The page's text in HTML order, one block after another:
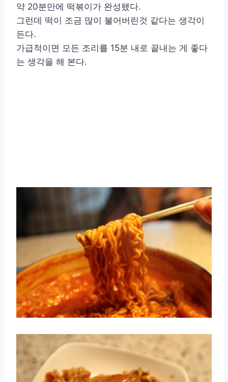
약 20분만에 떡볶이가 완성됐다.
그런데 떡이 조금 많이 불어버린것 같다는 생각이
든다.
가급적이면 모든 조리를 15분 내로 끝내는 게 좋다
는 생각을 해 본다.